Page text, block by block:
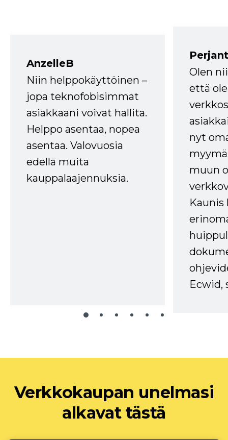
AnzelleB
Niin helppokäyttöinen –
jopa teknofobisimmat
asiakkaani voivat hallita.
Helppo asentaa, nopea
asentaa. Valovuosia
edellä muita
kauppalaajennuksia.
Olen
että
nyt
muun
Kaunis
Ecwid,
Verkkokaupan unelmasi
alkavat tästä